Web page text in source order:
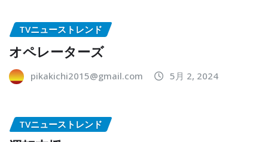
TVニューストレンド
オペレーターズ
pikakichi2015@gmail.com 5月 2, 2024
TVニューストレンド